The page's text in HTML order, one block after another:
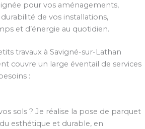
pour vos aménagements,
de vos installations,
et d’énergie au quotidien.
travaux à Savigné-sur-Lathan
couvre un large éventail de services
:
sols ? Je réalise la pose de parquet
esthétique et durable, en